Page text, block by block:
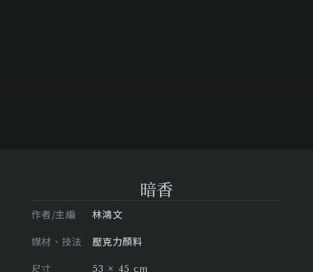
暗香
作者/主編
林鴻文
媒材、技法
壓克力顏料
尺寸
53 × 45 cm